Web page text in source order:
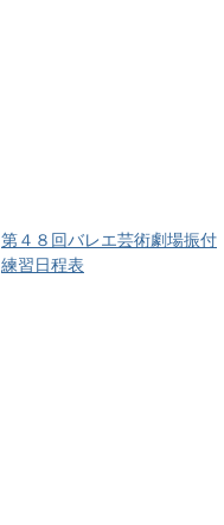
第４８回バレエ芸術劇場振付
練習日程表